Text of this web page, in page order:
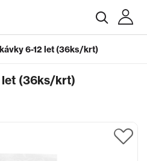
6-12 let (36ks/krt)
let (36ks/krt)